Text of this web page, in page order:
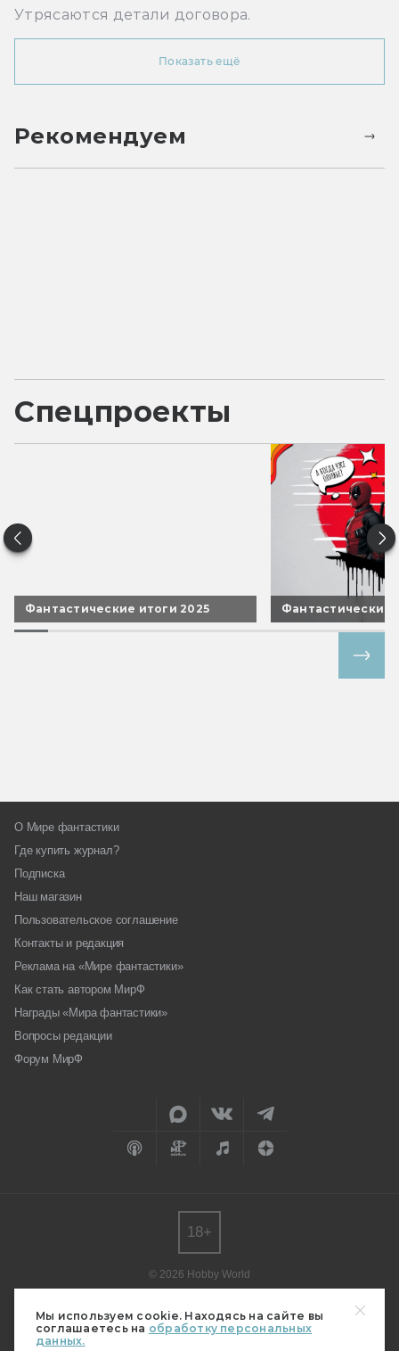
Мы используем cookie. Находясь на сайте вы
соглашаетесь на обработку персональных
данных.
Утрясаются детали договора.
Показать ещё
Рекомендуем
Спецпроекты
Фантастические итоги 2025 Фантастические
О Мире фантастики
Где купить журнал?
Подписка
Наш магазин
Пользовательское соглашение
Контакты и редакция
Реклама на «Мире фантастики»
Как стать автором МирФ
Награды «Мира фантастики»
Вопросы редакции
Форум МирФ
© 2026 Hobby World
редакции.
Мнение авторов может не совпадать с мнением редакции.
Свидетельство о регистрации СМИ серия Эл № ФС77-82485
18+